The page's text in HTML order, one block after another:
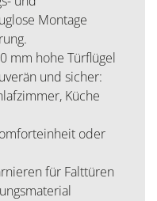
Montage
mm hohe Türflügel
und sicher:
Küche
oder
für Falttüren